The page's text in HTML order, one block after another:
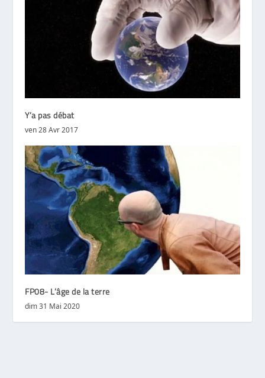
Y’a pas débat
ven 28 Avr 2017
FP08- L’âge de la terre
dim 31 Mai 2020